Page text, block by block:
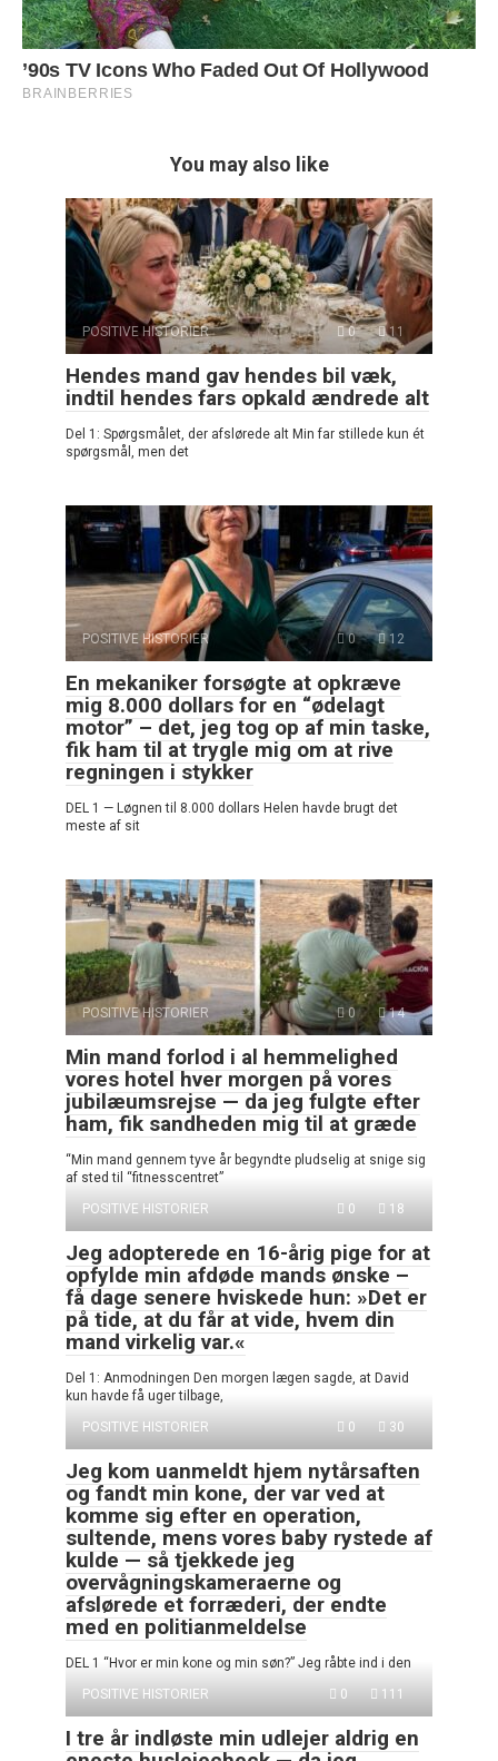
You may also like
POSITIVE HISTORIER 0 11
Hendes mand gav hendes bil væk,
indtil hendes fars opkald ændrede alt
Del 1: Spørgsmålet, der afslørede alt Min far stillede kun ét
spørgsmål, men det
POSITIVE HISTORIER 0 12
En mekaniker forsøgte at opkræve
mig 8.000 dollars for en “ødelagt
motor” – det, jeg tog op af min taske,
fik ham til at trygle mig om at rive
regningen i stykker
DEL 1 — Løgnen til 8.000 dollars Helen havde brugt det
meste af sit
POSITIVE HISTORIER 0 14
Min mand forlod i al hemmelighed
vores hotel hver morgen på vores
jubilæumsrejse — da jeg fulgte efter
ham, fik sandheden mig til at græde
“Min mand gennem tyve år begyndte pludselig at snige sig
af sted til “fitnesscentret”
POSITIVE HISTORIER
0 18
Jeg adopterede en 16-årig pige for at
opfylde min afdøde mands ønske –
få dage senere hviskede hun: »Det er
på tide, at du får at vide, hvem din
mand virkelig var.«
Del 1: Anmodningen Den morgen lægen sagde, at David
kun havde få uger tilbage,
POSITIVE HISTORIER
0 30
Jeg kom uanmeldt hjem nytårsaften
og fandt min kone, der var ved at
komme sig efter en operation,
sultende, mens vores baby rystede af
kulde — så tjekkede jeg
overvågningskameraerne og
afslørede et forræderi, der endte
med en politianmeldelse
DEL 1 “Hvor er min kone og min søn?” Jeg råbte ind i den
POSITIVE HISTORIER
0 111
I tre år indløste min udlejer aldrig en